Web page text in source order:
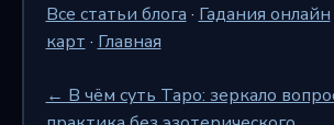
Все статьи блога · Гадания онлайн
карт · Главная
← В чём суть Таро: зеркало